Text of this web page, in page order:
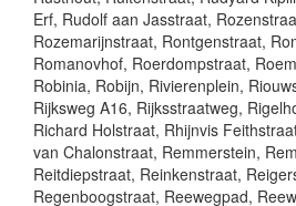
Erf, Rudolf aan Jasstraat,
Rozemarijnstraat, Rontgenstraat,
Romanovhof, Roerdompstraat,
Robinia, Robijn, Rivierenplein,
Rijksweg A16, Rijksstraatweg,
Richard Holstraat, Rhijnvis
van Chalonstraat, Remmerstein,
Reitdiepstraat, Reinkenstraat,
Regenboogstraat, Reewegpad,